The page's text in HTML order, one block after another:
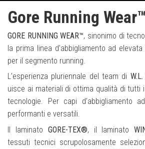
Gore Running Wear™
GORE RUNNING WEAR™, sinonimo di
la prima linea d’abbigliamento ad
per il segmento running.
L’esperienza pluriennale del team di
uisce ai materiali di ottima qualità di tutti
tecnologie. Per capi d’abbigliamento
performanti e versatili.
Il laminato GORE-TEX®, il laminato
tessuti tecnici scrupolosamente